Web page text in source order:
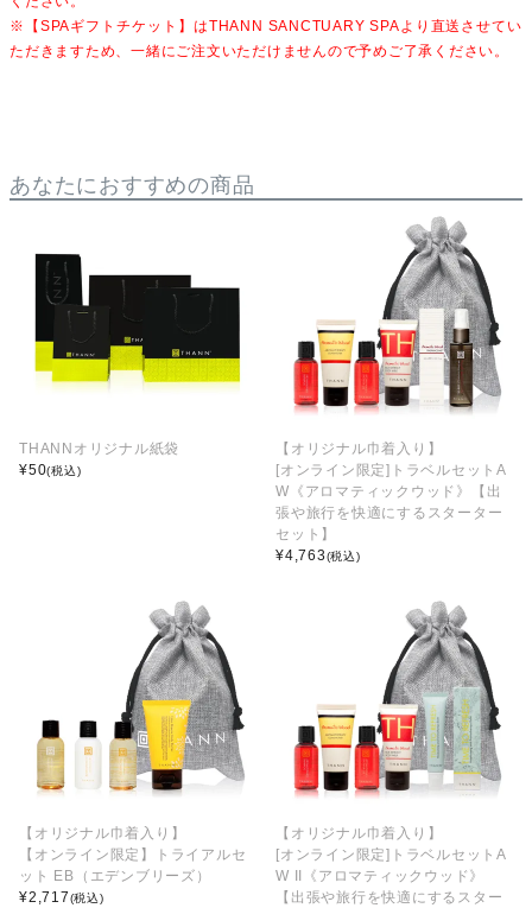
※【SPAギフトチケット】はTHANN SANCTUARY SPAより直送させてい
ただきますため、一緒にご注文いただけませんので予めご了承ください。
あなたにおすすめの商品
THANNオリジナル紙袋
¥50(税込)
【オリジナル巾着入り】
[オンライン限定]トラベルセットA
W《アロマティックウッド》【出
張や旅行を快適にするスターター
セット】
¥4,763(税込)
【オリジナル巾着入り】
【オンライン限定】トライアルセ
ット EB（エデンブリーズ）
¥2,717(税込)
【オリジナル巾着入り】
[オンライン限定]トラベルセットA
W II《アロマティックウッド》
【出張や旅行を快適にするスター